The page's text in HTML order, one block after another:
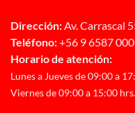
Dirección:Av. Carrascal
Teléfono:+56 9 6587
Horario de atención:
Lunes a Jueves de 09:00 a
Viernes de 09:00 a 15:00 hrs.